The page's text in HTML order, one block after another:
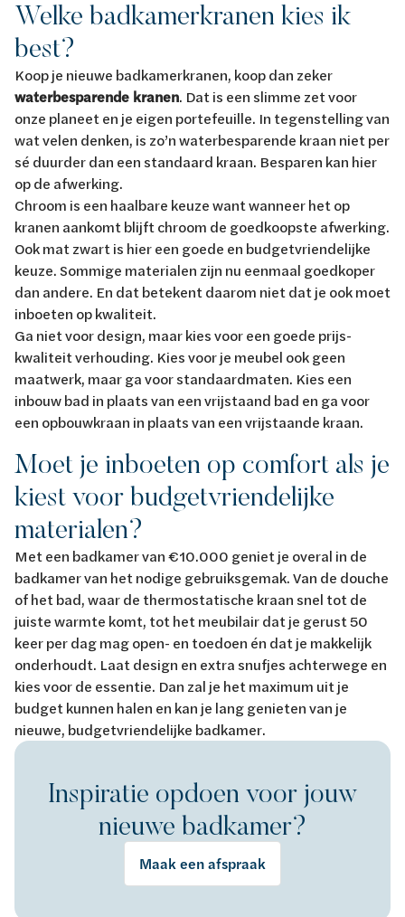
Welke badkamerkranen kies ik
best?
Koop je nieuwe badkamerkranen, koop dan zeker
waterbesparende kranen. Dat is een slimme zet voor
onze planeet en je eigen portefeuille. In tegenstelling van
wat velen denken, is zo’n waterbesparende kraan niet per
sé duurder dan een standaard kraan. Besparen kan hier
op de afwerking.
Chroom is een haalbare keuze want wanneer het op
kranen aankomt blijft chroom de goedkoopste afwerking.
Ook mat zwart is hier een goede en budgetvriendelijke
keuze. Sommige materialen zijn nu eenmaal goedkoper
dan andere. En dat betekent daarom niet dat je ook moet
inboeten op kwaliteit.
Ga niet voor design, maar kies voor een goede prijs-
kwaliteit verhouding. Kies voor je meubel ook geen
maatwerk, maar ga voor standaardmaten. Kies een
inbouw bad in plaats van een vrijstaand bad en ga voor
een opbouwkraan in plaats van een vrijstaande kraan.
Moet je inboeten op comfort als je
kiest voor budgetvriendelijke
materialen?
Met een badkamer van €10.000 geniet je overal in de
badkamer van het nodige gebruiksgemak. Van de douche
of het bad, waar de thermostatische kraan snel tot de
juiste warmte komt, tot het meubilair dat je gerust 50
keer per dag mag open- en toedoen én dat je makkelijk
onderhoudt. Laat design en extra snufjes achterwege en
kies voor de essentie. Dan zal je het maximum uit je
budget kunnen halen en kan je lang genieten van je
nieuwe, budgetvriendelijke badkamer.
Inspiratie opdoen voor jouw
nieuwe badkamer?
Maak een afspraak